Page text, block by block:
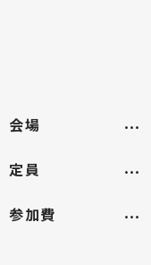
会場
定員
参加費